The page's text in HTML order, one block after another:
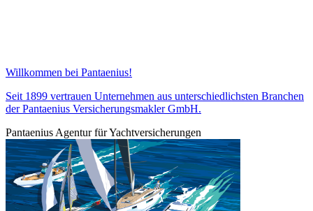
Willkommen bei Pantaenius!
Seit 1899 vertrauen Unternehmen aus unterschiedlichsten Branchen
der Pantaenius Versicherungsmakler GmbH.
Pantaenius Agentur für Yachtversicherungen